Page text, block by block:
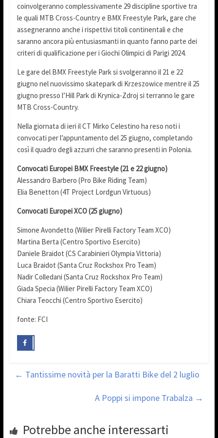
coinvolgeranno complessivamente 29 discipline sportive tra
le quali MTB Cross-Country e BMX Freestyle Park, gare che
assegneranno anche i rispettivi titoli continentali e che
saranno ancora più entusiasmanti in quanto fanno parte dei
criteri di qualificazione per i Giochi Olimpici di Parigi 2024.
Le gare del BMX Freestyle Park si svolgeranno il 21 e 22
giugno nel nuovissimo skatepark di Krzeszowice mentre il 25
giugno presso l’Hill Park di Krynica-Zdroj si terranno le gare
MTB Cross-Country.
Nella giornata di ieri il CT Mirko Celestino ha reso noti i
convocati per l’appuntamento del 25 giugno, completando
così il quadro degli azzurri che saranno presenti in Polonia.
Convocati Europei BMX Freestyle (21 e 22 giugno)
Alessandro Barbero (Pro Bike Riding Team)
Elia Benetton (4T Project Lordgun Virtuous)
Convocati Europei XCO (25 giugno)
Simone Avondetto (Wilier Pirelli Factory Team XCO)
Martina Berta (Centro Sportivo Esercito)
Daniele Braidot (CS Carabinieri Olympia Vittoria)
Luca Braidot (Santa Cruz Rockshox Pro Team)
Nadir Colledani (Santa Cruz Rockshox Pro Team)
Giada Specia (Wilier Pirelli Factory Team XCO)
Chiara Teocchi (Centro Sportivo Esercito)
fonte: FCI
← Tantissime novità per la Baratti Bike del 2 luglio
A Poppi si impone Trabalza →
Potrebbe anche interessarti